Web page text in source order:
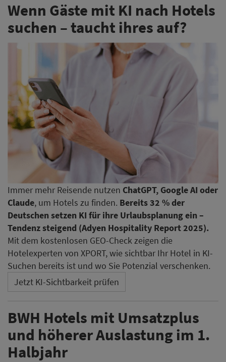
Wenn Gäste mit KI nach Hotels
suchen – taucht ihres auf?
Immer mehr Reisende nutzen ChatGPT, Google AI oder
Claude, um Hotels zu finden. Bereits 32 % der
Deutschen setzen KI für ihre Urlaubsplanung ein –
Tendenz steigend (Adyen Hospitality Report 2025).
Mit dem kostenlosen GEO-Check zeigen die
Hotelexperten von XPORT, wie sichtbar Ihr Hotel in KI-
Suchen bereits ist und wo Sie Potenzial verschenken.
Jetzt KI-Sichtbarkeit prüfen
BWH Hotels mit Umsatzplus
und höherer Auslastung im 1.
Halbjahr